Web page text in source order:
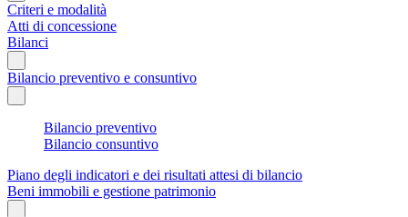
Criteri e modalità
Atti di concessione
Bilanci
Bilancio preventivo e consuntivo
Bilancio preventivo
Bilancio consuntivo
Piano degli indicatori e dei risultati attesi di bilancio
Beni immobili e gestione patrimonio